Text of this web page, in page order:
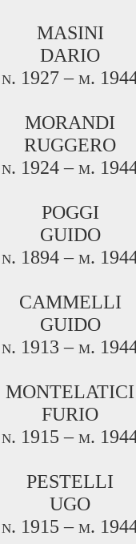
MASINI
DARIO
n. 1927 – m.
MORANDI
RUGGERO
n. 1924 – m.
POGGI
GUIDO
n. 1894 – m.
CAMMELLI
GUIDO
n. 1913 – m.
MONTELATICI
FURIO
n. 1915 – m.
PESTELLI
UGO
n. 1915 – m.